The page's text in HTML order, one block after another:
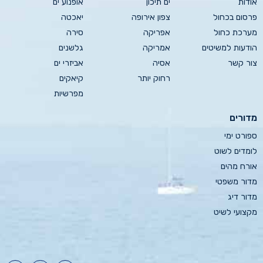
אודות
פרסום בכחול
מערכת כחול
הודעות למשיטים
צור קשר
ים תיכון
צפון אירופה
אפריקה
אמריקה
אסיה
רחוק יותר
אופנוע ים
יאכטה
סירה
גלשנים
אביזרי ים
קיאקים
מפרשיות
מדורים
ספורט ימי
לומדים לשוט
אורח מהים
מדור משפטי
מדור דיג
מקצועי לשיט